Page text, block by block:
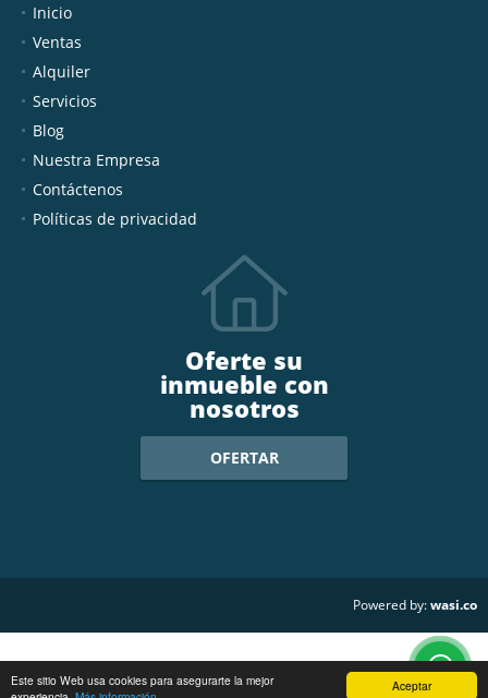
Aceptar
Este sitio Web usa cookies para asegurarte la mejor
Inicio
Ventas
Alquiler
Servicios
Blog
Nuestra Empresa
Contáctenos
Políticas de privacidad
Oferte su
inmueble con
nosotros
OFERTAR
Powered by:wasi.co